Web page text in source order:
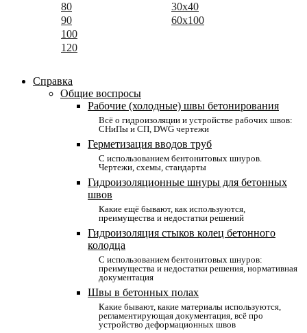
80
30x40
90
60x100
100
120
Справка
Общие воспросы
Рабочие (холодные) швы бетонирования
Всё о гидроизоляции и устройстве рабочих швов:
СНиПы и СП, DWG чертежи
Герметизация вводов труб
С использованием бентонитовых шнуров.
Чертежи, схемы, стандарты
Гидроизоляционные шнуры для бетонных
швов
Какие ещё бывают, как используются,
преимущества и недостатки решений
Гидроизоляция стыков колец бетонного
колодца
С использованием бентонитовых шнуров:
преимущества и недостатки решения, нормативная
документация
Швы в бетонных полах
Какие бывают, какие материалы используются,
регламентирующая документация, всё про
устройство деформационных швов